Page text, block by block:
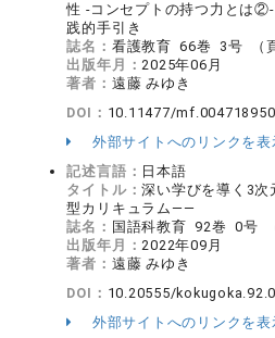
性 -コンセプトの持つ力とは
践的手引き
誌名： 看護教育 66巻 3号 （
出版年月：2025年06月
著者： 遠藤 みゆき
DOI： 10.11477/
外部サイトへのリンクを表
記述言語： 日本語
タイトル：深い学びを導く3
型カリキュラム――
誌名： 国語科教育 92巻 0号
出版年月：2022年09月
著者： 遠藤 みゆき
DOI： 10.20555/
外部サイトへのリンクを表